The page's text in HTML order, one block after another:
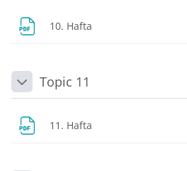
10. Hafta
DaraltTopic 11
11. Hafta